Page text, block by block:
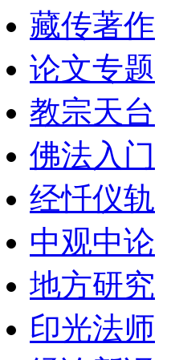
藏传著作
论文专题
教宗天台
佛法入门
经忏仪轨
中观中论
地方研究
印光法师